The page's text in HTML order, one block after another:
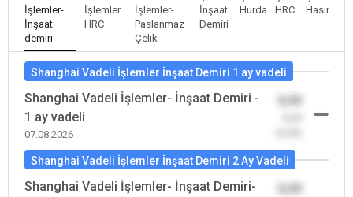
İşlemler-
İnşaat
demiri
İşlemler
HRC
İşlemler-
Paslanmaz
Çelik
İnşaat
Demiri
Hurda
HRC
Hasır
Shanghai Vadeli İşlemler İnşaat Demiri 1 ay vadeli
Shanghai Vadeli İşlemler- İnşaat Demiri -
1 ay vadeli
07.08.2026
0,00
Shanghai Vadeli İşlemler İnşaat Demiri 2 Ay Vadeli
Shanghai Vadeli İşlemler- İnşaat Demiri-
0,00